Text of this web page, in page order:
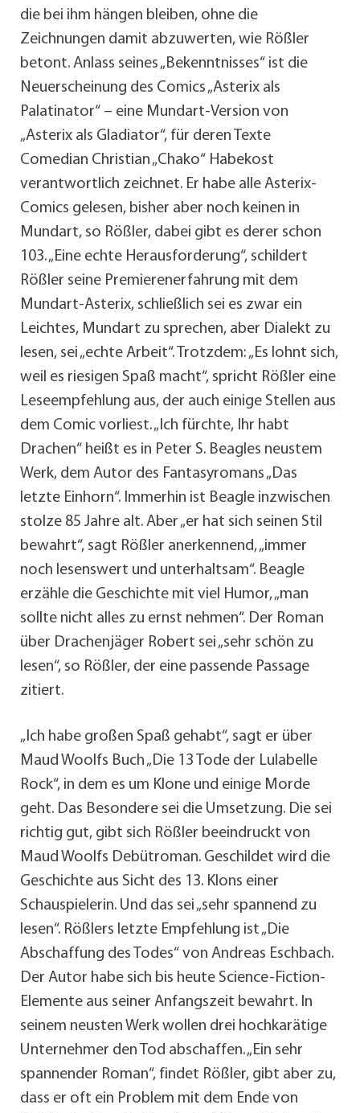
die bei ihm hängen bleiben, ohne die
Zeichnungen damit abzuwerten, wie Rößler
betont. Anlass seines „Bekenntnisses“ ist die
Neuerscheinung des Comics „Asterix als
Palatinator“ – eine Mundart-Version von
„Asterix als Gladiator“, für deren Texte
Comedian Christian „Chako“ Habekost
verantwortlich zeichnet. Er habe alle Asterix-
Comics gelesen, bisher aber noch keinen in
Mundart, so Rößler, dabei gibt es derer schon
103. „Eine echte Herausforderung“, schildert
Rößler seine Premierenerfahrung mit dem
Mundart-Asterix, schließlich sei es zwar ein
Leichtes, Mundart zu sprechen, aber Dialekt zu
lesen, sei „echte Arbeit“. Trotzdem: „Es lohnt sich,
weil es riesigen Spaß macht“, spricht Rößler eine
Leseempfehlung aus, der auch einige Stellen aus
dem Comic vorliest. „Ich fürchte, Ihr habt
Drachen“ heißt es in Peter S. Beagles neustem
Werk, dem Autor des Fantasyromans „Das
letzte Einhorn“. Immerhin ist Beagle inzwischen
stolze 85 Jahre alt. Aber „er hat sich seinen Stil
bewahrt“, sagt Rößler anerkennend, „immer
noch lesenswert und unterhaltsam“. Beagle
erzähle die Geschichte mit viel Humor, „man
sollte nicht alles zu ernst nehmen“. Der Roman
über Drachenjäger Robert sei „sehr schön zu
lesen“, so Rößler, der eine passende Passage
zitiert.
„Ich habe großen Spaß gehabt“, sagt er über
Maud Woolfs Buch „Die 13 Tode der Lulabelle
Rock“, in dem es um Klone und einige Morde
geht. Das Besondere sei die Umsetzung. Die sei
richtig gut, gibt sich Rößler beeindruckt von
Maud Woolfs Debütroman. Geschildet wird die
Geschichte aus Sicht des 13. Klons einer
Schauspielerin. Und das sei „sehr spannend zu
lesen“. Rößlers letzte Empfehlung ist „Die
Abschaffung des Todes“ von Andreas Eschbach.
Der Autor habe sich bis heute Science-Fiction-
Elemente aus seiner Anfangszeit bewahrt. In
seinem neusten Werk wollen drei hochkarätige
Unternehmer den Tod abschaffen. „Ein sehr
spannender Roman“, findet Rößler, gibt aber zu,
dass er oft ein Problem mit dem Ende von